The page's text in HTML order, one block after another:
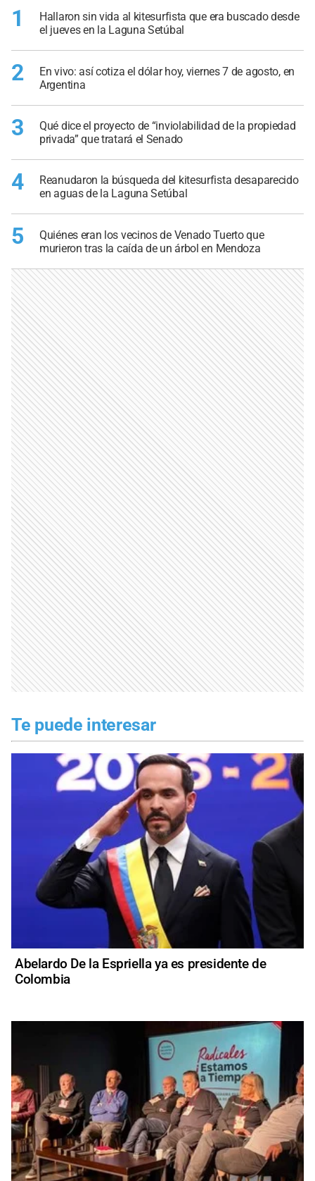
1
Hallaron sin vida al kitesurfista que era buscado desde
el jueves en la Laguna Setúbal
2
En vivo: así cotiza el dólar hoy, viernes 7 de agosto, en
Argentina
3
Qué dice el proyecto de “inviolabilidad de la propiedad
privada” que tratará el Senado
4
Reanudaron la búsqueda del kitesurfista desaparecido
en aguas de la Laguna Setúbal
5
Quiénes eran los vecinos de Venado Tuerto que
murieron tras la caída de un árbol en Mendoza
Te puede interesar
Abelardo De la Espriella ya es presidente de
Colombia